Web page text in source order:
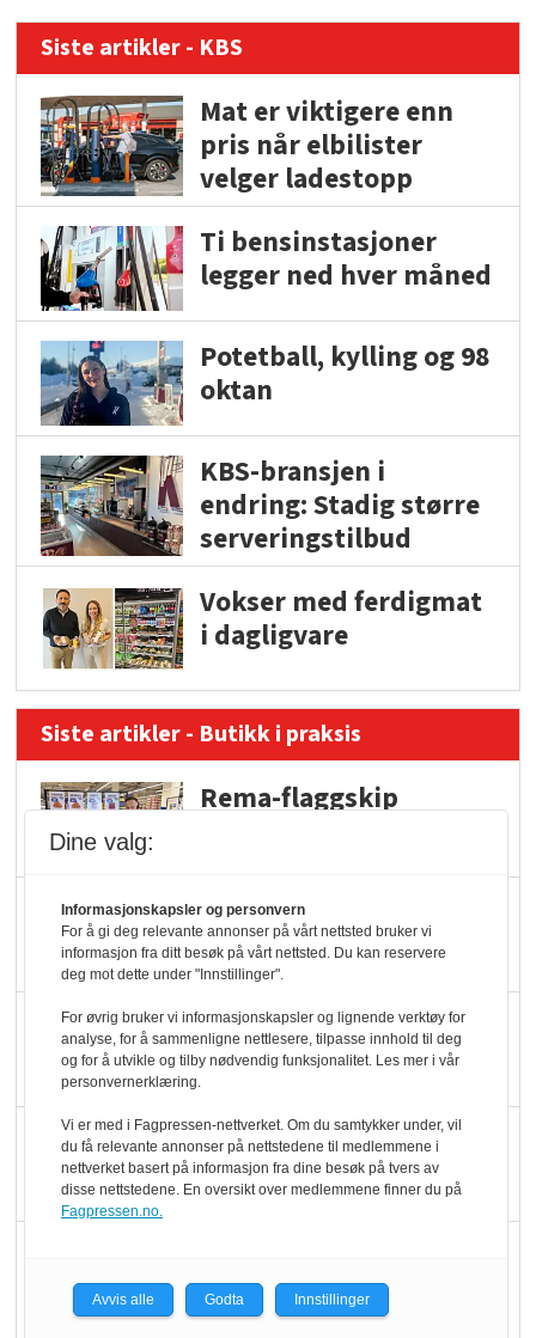
Siste artikler - KBS
Mat er viktigere enn
pris når elbilister
velger ladestopp
Ti bensinstasjoner
legger ned hver måned
Potetball, kylling og 98
oktan
KBS-bransjen i
endring: Stadig større
serveringstilbud
Vokser med ferdigmat
i dagligvare
Siste artikler - Butikk i praksis
Rema-flaggskip
Slik opprettholdes
ølsalget
Færre varer, men fulle
hyller
KI lager mat i butikken
Rema i 2025
Dine valg:
Informasjonskapsler og personvern
For å gi deg relevante annonser på vårt nettsted bruker vi
informasjon fra ditt besøk på vårt nettsted. Du kan reservere
deg mot dette under "Innstillinger".
For øvrig bruker vi informasjonskapsler og lignende verktøy for
analyse, for å sammenligne nettlesere, tilpasse innhold til deg
og for å utvikle og tilby nødvendig funksjonalitet. Les mer i vår
personvernerklæring.
Vi er med i Fagpressen-nettverket. Om du samtykker under, vil
du få relevante annonser på nettstedene til medlemmene i
nettverket basert på informasjon fra dine besøk på tvers av
disse nettstedene. En oversikt over medlemmene finner du på
Fagpressen.no.
Avvis alle Godta Innstillinger